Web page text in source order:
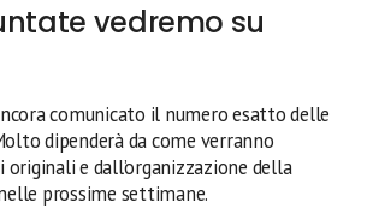
vedremo su
comunicato il numero esatto delle
dipenderà da come verranno
originali e dall’organizzazione della
prossime settimane.